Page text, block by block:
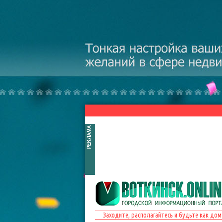
Заходите, располагайтесь и будьте как